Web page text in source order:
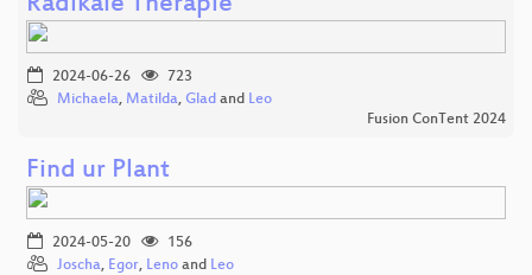
2024-06-26
723
Michaela, Matilda, Glad and Leo
Fusion ConTent 2024
Find ur Plant
2024-05-20
156
Joscha, Egor, Leno and Leo